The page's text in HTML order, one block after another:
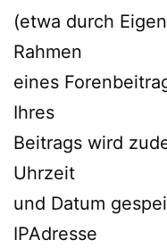
(etwa durch
Rahmen
eines
Ihres
Beitrags wird
Uhrzeit
und Datum
IPAdresse